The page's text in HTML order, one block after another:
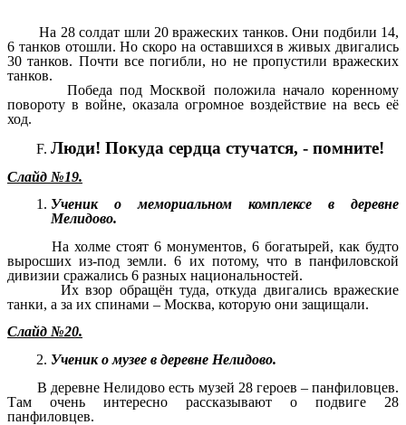
На 28 солдат шли 20 вражеских танков. Они подбили 14,
6 танков отошли. Но скоро на оставшихся в живых двигались
30 танков. Почти все погибли, но не пропустили вражеских
танков.
Победа под Москвой положила начало коренному
повороту в войне, оказала огромное воздействие на весь её
ход.
Люди! Покуда сердца стучатся, - помните!
Слайд №19.
Ученик о мемориальном комплексе в деревне
Мелидово.
На холме стоят 6 монументов, 6 богатырей, как будто
выросших из-под земли. 6 их потому, что в панфиловской
дивизии сражались 6 разных национальностей.
Их взор обращён туда, откуда двигались вражеские
танки, а за их спинами – Москва, которую они защищали.
Слайд №20.
Ученик о музее в деревне Нелидово.
В деревне Нелидово есть музей 28 героев – панфиловцев.
Там очень интересно рассказывают о подвиге 28
панфиловцев.